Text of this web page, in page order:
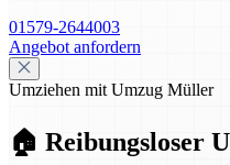
01579-2644003
Angebot anfordern
Umziehen mit Umzug Müller
🏠 Reibungsloser